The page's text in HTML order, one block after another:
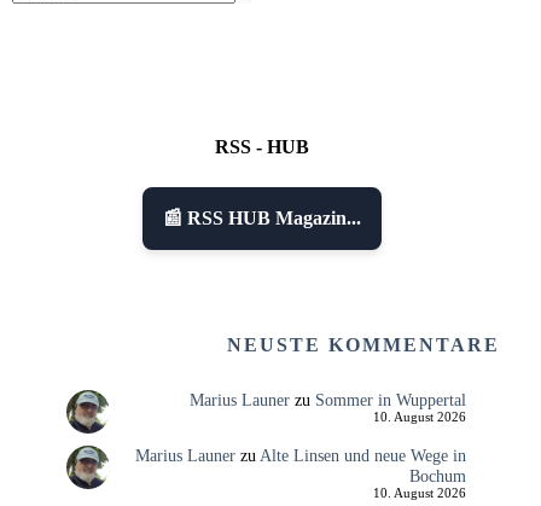
RSS - HUB
📰 RSS HUB Magazin...
NEUSTE KOMMENTARE
Marius Launerzu Sommer in Wuppertal
10. August 2026
Marius LaunerzuAlte Linsen und neue Wege in
Bochum
10. August 2026